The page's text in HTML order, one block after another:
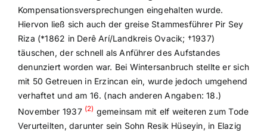
Kompensationsversprechungen eingehalten wurde.
Hiervon ließ sich auch der greise Stammesführer Pir Sey
Riza (*1862 in Derê Arí/Landkreis Ovacik; †1937)
täuschen, der schnell als Anführer des Aufstandes
denunziert worden war. Bei Wintersanbruch stellte er sich
mit 50 Getreuen in Erzincan ein, wurde jedoch umgehend
verhaftet und am 16. (nach anderen Angaben: 18.)
November 1937 (2) gemeinsam mit elf weiteren zum Tode
Verurteilten, darunter sein Sohn Resik Hüseyin, in Elazig